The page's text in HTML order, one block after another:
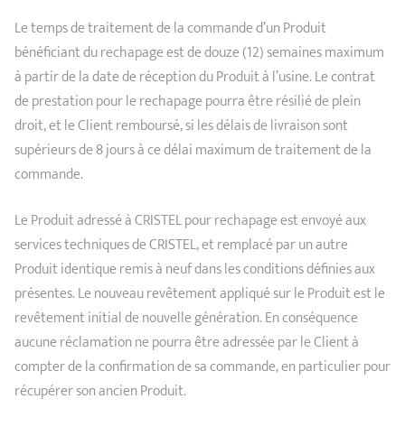
Le temps de traitement de la commande d’un Produit
bénéficiant du rechapage est de douze (12) semaines maximum
à partir de la date de réception du Produit à l’usine. Le contrat
de prestation pour le rechapage pourra être résilié de plein
droit, et le Client remboursé, si les délais de livraison sont
supérieurs de 8 jours à ce délai maximum de traitement de la
commande.
Le Produit adressé à CRISTEL pour rechapage est envoyé aux
services techniques de CRISTEL, et remplacé par un autre
Produit identique remis à neuf dans les conditions définies aux
présentes. Le nouveau revêtement appliqué sur le Produit est le
revêtement initial de nouvelle génération. En conséquence
aucune réclamation ne pourra être adressée par le Client à
compter de la confirmation de sa commande, en particulier pour
récupérer son ancien Produit.